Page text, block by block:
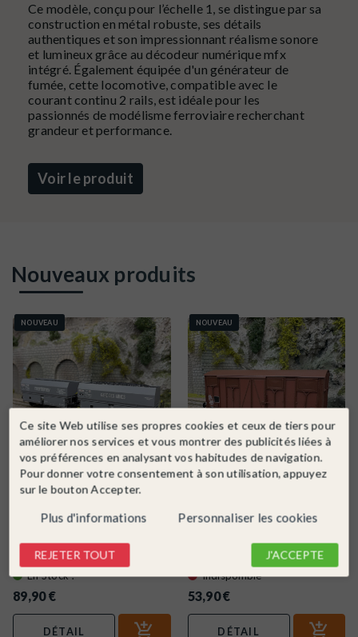
Ce modèle, conçu pour l’échelle 1, se distingue par sa
construction en métal robuste, ses détails
authentiques et son impressionnant réalisme sonore
et lumineux grâce au décodeur numérique mfx
intégré. Également équipée d'un générateur de
fumée, cette locomotive, compatible avec le
courant continu 2 rails, est idéale pour les
passionnés de modélisme ferroviaire recherchant
grandeur et performance.
Voir le produit
Nouveaux produits
NOUVEAU
REE
Ref. WB-964
«Montenay» et «Gare des...
HO 2R SNCF
En Stock !
89,90 €
DÉTAIL
NOUVEAU
«Permaplex», SNCF, Ep. IVa,...
SNCF IV
Indisponible
53,90 €
DÉTAIL
Ce site Web utilise ses propres cookies et ceux de tiers pour
améliorer nos services et vous montrer des publicités liées à
vos préférences en analysant vos habitudes de navigation.
Pour donner votre consentement à son utilisation, appuyez
sur le bouton Accepter.
Plus d'informations Personnaliser les cookies
REJETER TOUT J'ACCEPTE